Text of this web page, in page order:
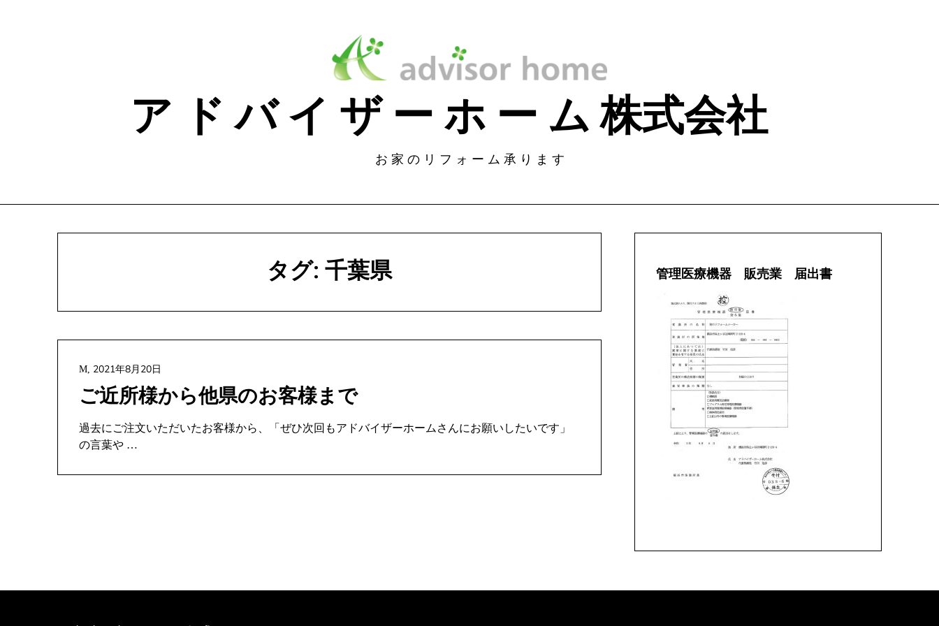
ア ド バ イ ザ ー ホ ー ム 株式会社
お 家 の リ フ ォ ー ム 承 り ま す
タグ: 千葉県
ご近所様から他県のお客様まで
M, 2021年8月20日
過去にご注文いただいたお客様から、「ぜひ次回もアドバイザーホームさんにお願いしたいです」
の言葉や …
管理医療機器 販売業 届出書